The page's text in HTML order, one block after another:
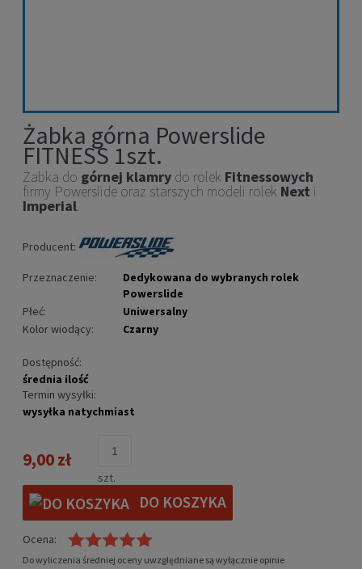
Żabka górna Powerslide
FITNESS 1szt.
Żabka do górnej klamry do rolek Fitnessowych
firmy Powerslide oraz starszych modeli rolek Next i
Imperial.
Producent:
Przeznaczenie:
Dedykowana do wybranych rolek
Powerslide
Płeć:
Uniwersalny
Kolor wiodący:
Czarny
Dostępność:
średnia ilość
Termin wysyłki:
wysyłka natychmiast
9,00 zł
szt.
DO KOSZYKA
Ocena:
Do wyliczenia średniej oceny uwzględniane są wyłącznie opinie